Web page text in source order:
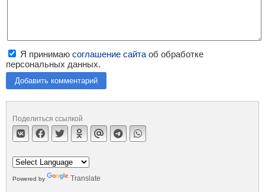
Я принимаю соглашение сайта об обработке
персональных данных.
Добавить комментарий
Поделиться ссылкой
Powered by Translate